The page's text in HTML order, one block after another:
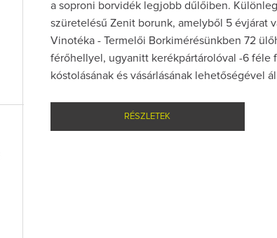
a soproni borvidék legjobb dűlőiben.
szüretelésű Zenit borunk, amelyből 5 évjárat
Vinotéka - Termelői Borkimérésünkben 72
férőhellyel, ugyanitt kerékpártárolóval -6 féle
kóstolásának és vásárlásának lehetőségével
RÉSZLETEK